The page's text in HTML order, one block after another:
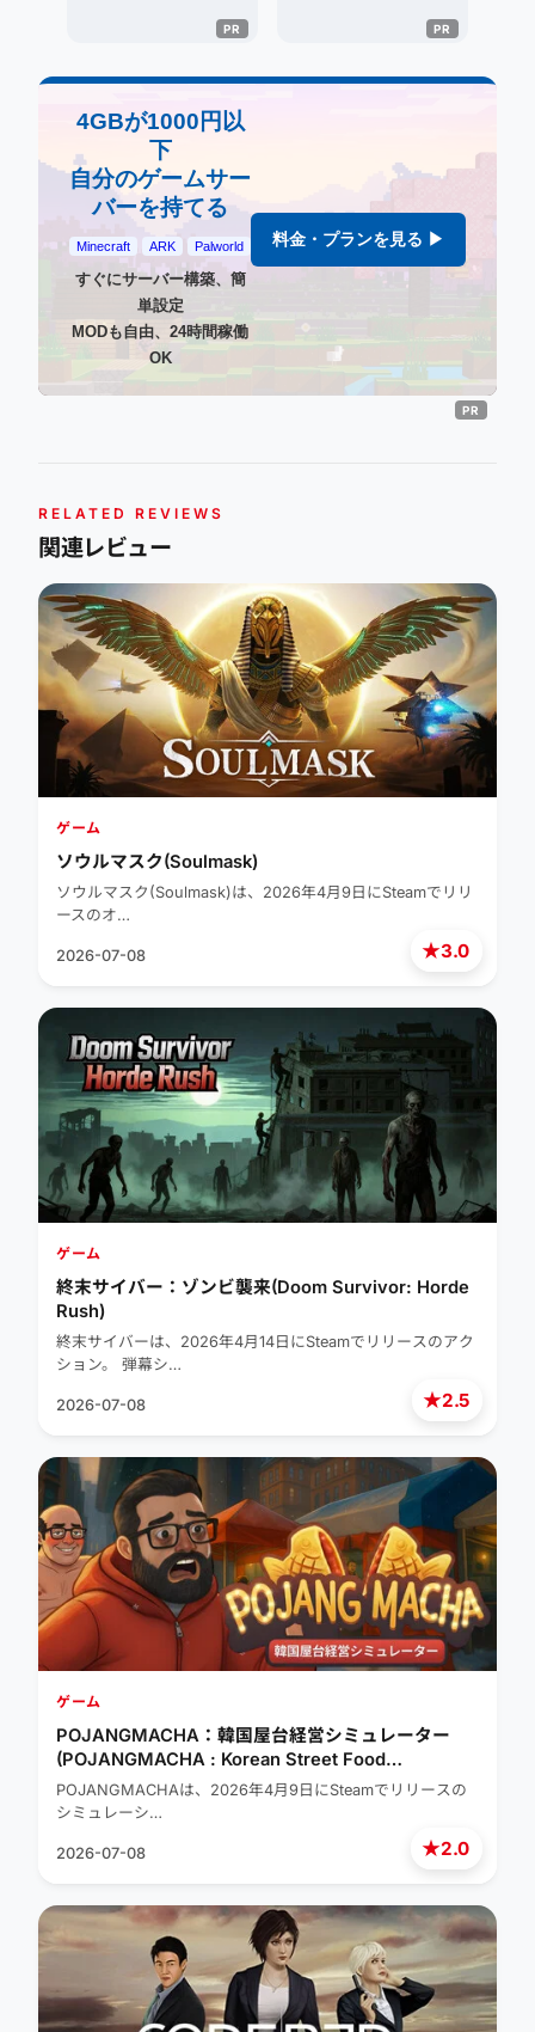
4GBが1000円以
下
自分のゲームサー
バーを持てる
Minecraft ARK Palworld
すぐにサーバー構築、簡
単設定
MODも自由、24時間稼働
OK
料金・プランを見る ▶
RELATED REVIEWS
関連レビュー
★3.0
ゲーム
ソウルマスク(Soulmask)
ソウルマスク(Soulmask)は、2026年4月9日にSteamでリリ
ースのオ…
2026-07-08
★2.5
ゲーム
終末サイバー：ゾンビ襲来(Doom Survivor: Horde
Rush)
終末サイバーは、2026年4月14日にSteamでリリースのアク
ション。 弾幕シ…
2026-07-08
★2.0
ゲーム
POJANGMACHA：韓国屋台経営シミュレーター
(POJANGMACHA : Korean Street Food
Management Simulator)
POJANGMACHAは、2026年4月9日にSteamでリリースの
シミュレーシ…
2026-07-08